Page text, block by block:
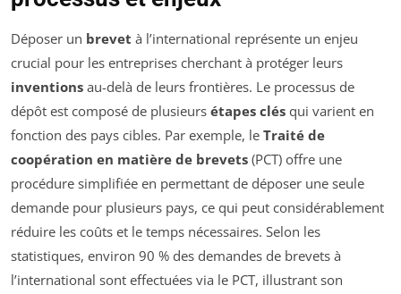
Déposer un brevet à l’international représente un enjeu
crucial pour les entreprises cherchant à protéger leurs
inventions au-delà de leurs frontières. Le processus de
dépôt est composé de plusieurs étapes clés qui varient en
fonction des pays cibles. Par exemple, le Traité de
coopération en matière de brevets (PCT) offre une
procédure simplifiée en permettant de déposer une seule
demande pour plusieurs pays, ce qui peut considérablement
réduire les coûts et le temps nécessaires. Selon les
statistiques, environ 90 % des demandes de brevets à
l’international sont effectuées via le PCT, illustrant son